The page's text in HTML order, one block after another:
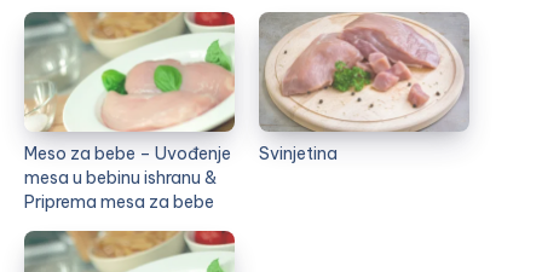
Meso za bebe – Uvođenje
mesa u bebinu ishranu &
Priprema mesa za bebe
Svinjetina